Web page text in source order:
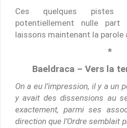
Ces quelques
potentiellement nulle
laissons maintenant la parole
*
Baeldraca – Vers la
On a eu l’impression, il y a un
y avait des dissensions au
exactement, parmi ses
direction que l’Ordre semblait